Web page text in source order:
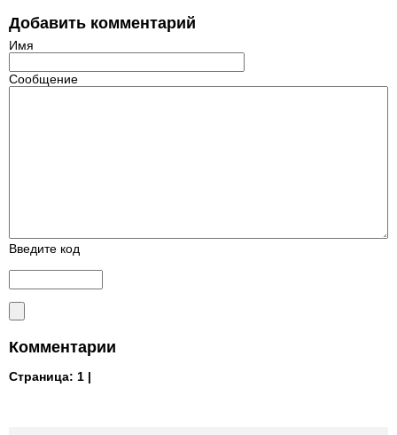
Добавить комментарий
Имя
Сообщение
Введите код
Комментарии
Страница: 1 |